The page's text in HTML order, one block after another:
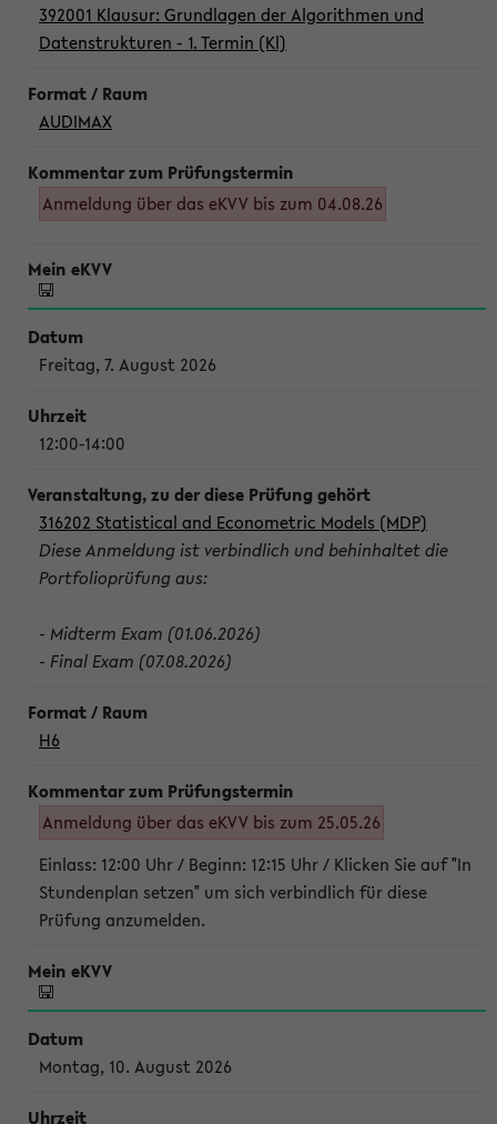
392001 Klausur: Grundlagen der Algorithmen und
Datenstrukturen - 1. Termin (Kl)
AUDIMAX
Anmeldung über das eKVV bis zum 04.08.26
Freitag, 7. August 2026
12:00-14:00
316202 Statistical and Econometric Models (MDP)
Diese Anmeldung ist verbindlich und behinhaltet die
Portfolioprüfung aus:
- Midterm Exam (01.06.2026)
- Final Exam (07.08.2026)
H6
Anmeldung über das eKVV bis zum 25.05.26
Einlass: 12:00 Uhr / Beginn: 12:15 Uhr / Klicken Sie auf "In
Stundenplan setzen" um sich verbindlich für diese
Prüfung anzumelden.
Montag, 10. August 2026